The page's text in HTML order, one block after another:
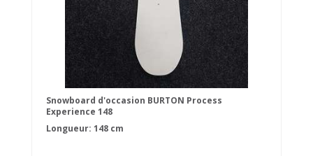
Snowboard d'occasion BURTON Process
Experience 148
Longueur: 148 cm